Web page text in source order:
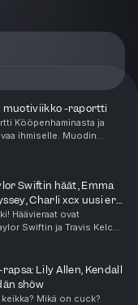
muotiviikko -raportti
Kööpenhaminasta ja
ihmiselle. Muodin
vaatekauppoja,
Swiftin häät, Emma
Charli xcx uusi era,
Häävieraat ovat
Swiftin ja Travis Kelcen
meni naimisiin ja nämä
Lily Allen, Kendall
shöw
Mikä on cuck?